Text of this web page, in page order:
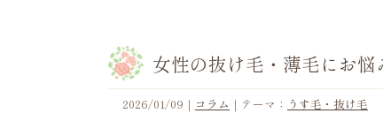
女性の抜け毛・薄毛にお
2026/01/09 ｜ コラム ｜テーマ： うす毛・抜け毛